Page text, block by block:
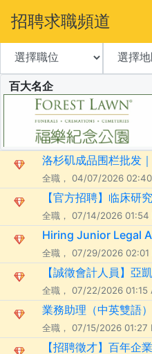
招聘求職頻道
百大名企
洛杉矶成品围栏批发
全職， 04/07/2026
【官方招聘】临床研
全職， 07/14/2026 01:54
Hiring Junior Legal
全職， 07/29/2026 02:01
【誠徵會計人員】亞
全職， 07/22/2026 01:15
業務助理（中英雙語）
全職， 07/15/2026 01:27
【招聘徵才】百年企